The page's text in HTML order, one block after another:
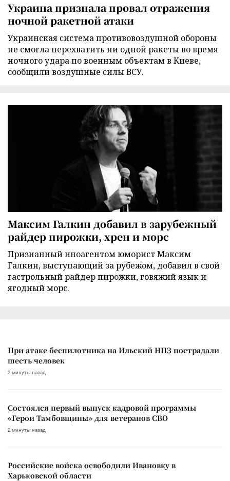
Украина признала провал отражения
ночной ракетной атаки
Украинская система противовоздушной обороны
не смогла перехватить ни одной ракеты во время
ночного удара по военным объектам в Киеве,
сообщили воздушные силы ВСУ.
Максим Галкин добавил в зарубежный
райдер пирожки, хрен и морс
Признанный иноагентом юморист Максим
Галкин, выступающий за рубежом, добавил в свой
гастрольный райдер пирожки, говяжий язык и
ягодный морс.
При атаке беспилотника на Ильский НПЗ пострадали
шесть человек
2 минуты назад
Состоялся первый выпуск кадровой программы
«Герои Тамбовщины» для ветеранов СВО
2 минуты назад
Российские войска освободили Ивановку в
Харьковской области